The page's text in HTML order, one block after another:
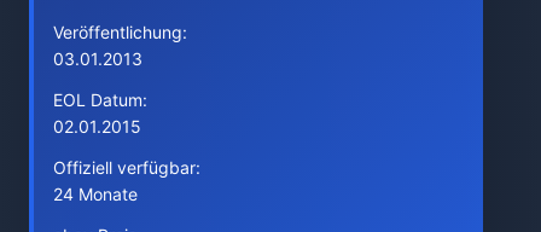
Veröffentlichung:
03.01.2013
EOL Datum:
02.01.2015
Offiziell verfügbar:
24 Monate